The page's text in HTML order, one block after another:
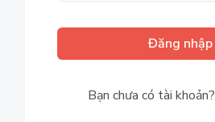
Đăng nhập
Bạn chưa có tài khoản?